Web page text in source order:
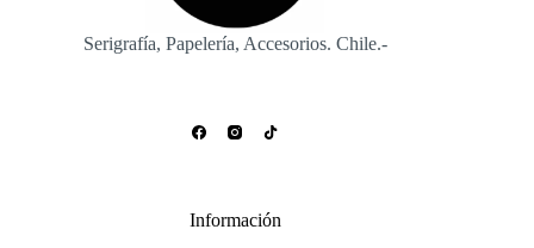
Serigrafía, Papelería, Accesorios. Chile.-
Información